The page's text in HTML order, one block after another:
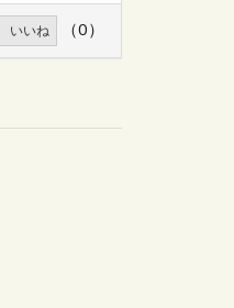
いいね （0）